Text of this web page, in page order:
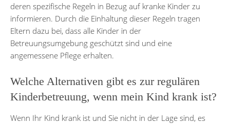
deren spezifische Regeln in Bezug auf kranke Kinder zu
informieren. Durch die Einhaltung dieser Regeln tragen
Eltern dazu bei, dass alle Kinder in der
Betreuungsumgebung geschützt sind und eine
angemessene Pflege erhalten.
Welche Alternativen gibt es zur regulären
Kinderbetreuung, wenn mein Kind krank ist?
Wenn Ihr Kind krank ist und Sie nicht in der Lage sind, es